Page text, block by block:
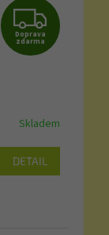
Z
D
R
M
A
Doprava
zdarma
Skladem
DETAIL